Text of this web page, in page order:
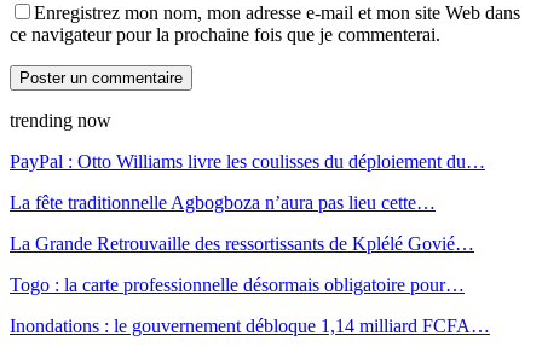
Enregistrez mon nom, mon adresse e-mail et mon site Web dans
ce navigateur pour la prochaine fois que je commenterai.
trending now
PayPal : Otto Williams livre les coulisses du déploiement du…
La fête traditionnelle Agbogboza n’aura pas lieu cette…
La Grande Retrouvaille des ressortissants de Kplélé Govié…
Togo : la carte professionnelle désormais obligatoire pour…
Inondations : le gouvernement débloque 1,14 milliard FCFA…